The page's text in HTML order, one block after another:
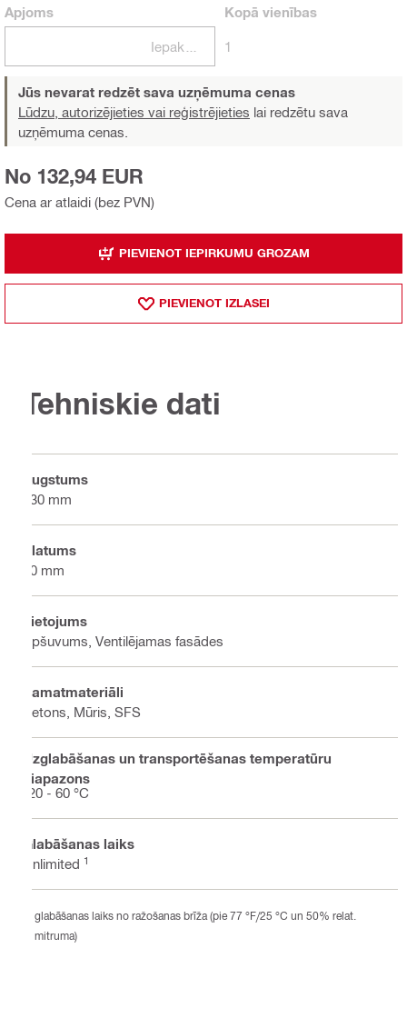
Apjoms Kopā vienības
1
Jūs nevarat redzēt sava uzņēmuma cenas
Lūdzu, autorizējieties vai reģistrējieties lai redzētu sava
uzņēmuma cenas.
Cena ar atlaidi (bez PVN)
No 132,94 EUR
PIEVIENOT IEPIRKUMU GROZAM
PIEVIENOT IZLASEI
Tehniskie dati
Augstums
130 mm
Platums
30 mm
Lietojums
Apšuvums, Ventilējamas fasādes
Pamatmateriāli
Betons, Mūris, SFS
Uzglabāšanas un transportēšanas temperatūru
diapazons
-20 - 60 °C
Glabāšanas laiks
Unlimited 1
glabāšanas laiks no ražošanas brīža (pie 77 °F/25 °C un 50% relat.
mitruma)